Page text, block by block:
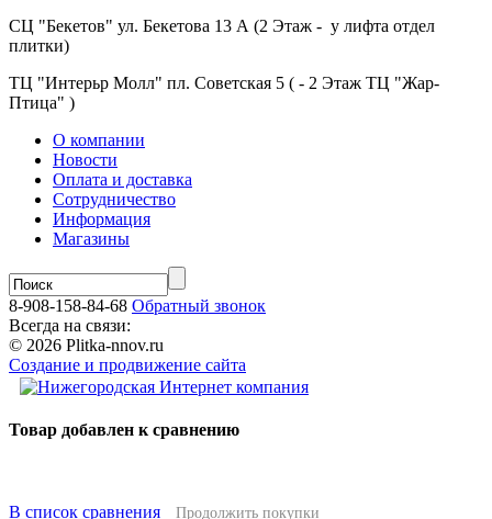
СЦ "Бекетов" ул. Бекетова 13 А (2 Этаж - у лифта отдел
плитки)
ТЦ "Интерьр Молл" пл. Советская 5 ( - 2 Этаж ТЦ "Жар-
Птица" )
О компании
Новости
Оплата и доставка
Сотрудничество
Информация
Магазины
8-908-158-84-68 Обратный звонок
Всегда на связи:
© 2026 Plitka-nnov.ru
Создание и продвижение сайта
Товар добавлен к сравнению
В список сравнения Продолжить покупки